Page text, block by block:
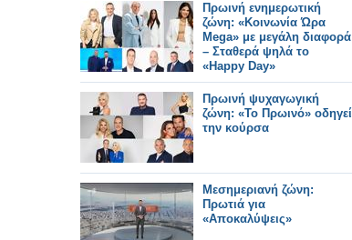
Πρωινή ενημερωτική
ζώνη: «Κοινωνία Ώρα
Mega» με μεγάλη διαφορά
– Σταθερά ψηλά το
«Happy Day»
Πρωινή ψυχαγωγική
ζώνη: «Το Πρωινό» οδηγεί
την κούρσα
Μεσημεριανή ζώνη:
Πρωτιά για
«Αποκαλύψεις»